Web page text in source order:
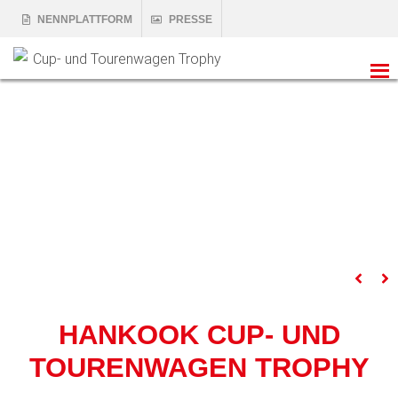
NENNPLATTFORM PRESSE
HANKOOK CUP- UND
TOURENWAGEN TROPHY